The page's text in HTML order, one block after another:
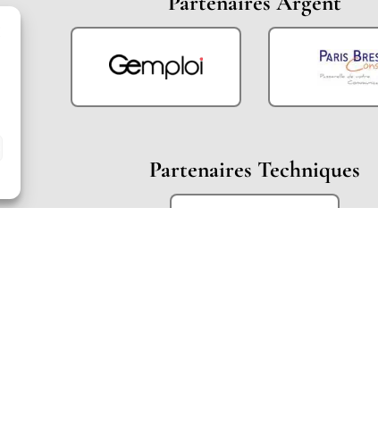
Partenaires Techniques